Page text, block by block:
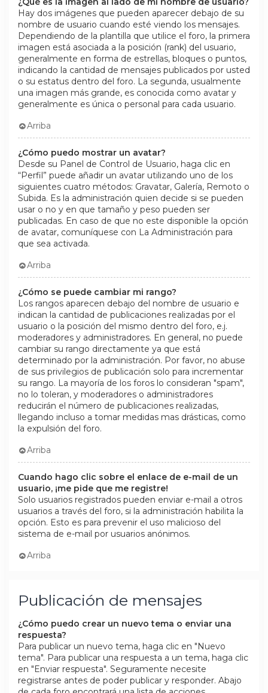
Hay dos imágenes que pueden aparecer debajo de su
nombre de usuario cuando esté viendo los mensajes.
Dependiendo de la plantilla que utilice el foro, la primera
imagen está asociada a la posición (rank) del usuario,
generalmente en forma de estrellas, bloques o puntos,
indicando la cantidad de mensajes publicados por usted
o su estatus dentro del foro. La segunda, usualmente
una imagen más grande, es conocida como avatar y
generalmente es única o personal para cada usuario.
Arriba
¿Cómo puedo mostrar un avatar?
Desde su Panel de Control de Usuario, haga clic en
“Perfil” puede añadir un avatar utilizando uno de los
siguientes cuatro métodos: Gravatar, Galería, Remoto o
Subida. Es la administración quien decide si se pueden
usar o no y en que tamaño y peso pueden ser
publicadas. En caso de que no este disponible la opción
de avatar, comuníquese con La Administración para
que sea activada.
Arriba
¿Cómo se puede cambiar mi rango?
Los rangos aparecen debajo del nombre de usuario e
indican la cantidad de publicaciones realizadas por el
usuario o la posición del mismo dentro del foro, e.j.
moderadores y administradores. En general, no puede
cambiar su rango directamente ya que está
determinado por la administración. Por favor, no abuse
de sus privilegios de publicación solo para incrementar
su rango. La mayoría de los foros lo consideran "spam",
no lo toleran, y moderadores o administradores
reducirán el número de publicaciones realizadas,
llegando incluso a tomar medidas mas drásticas, como
la expulsión del foro.
Arriba
Cuando hago clic sobre el enlace de e-mail de un
usuario, ¡me pide que me registre!
Solo usuarios registrados pueden enviar e-mail a otros
usuarios a través del foro, si la administración habilita la
opción. Esto es para prevenir el uso malicioso del
sistema de e-mail por usuarios anónimos.
Arriba
Publicación de mensajes
¿Cómo puedo crear un nuevo tema o enviar una
respuesta?
Para publicar un nuevo tema, haga clic en "Nuevo
tema". Para publicar una respuesta a un tema, haga clic
en "Enviar respuesta". Seguramente necesite
registrarse antes de poder publicar y responder. Abajo